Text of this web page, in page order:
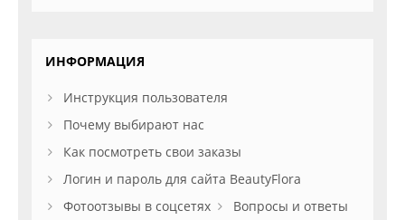
ИНФОРМАЦИЯ
Инструкция пользователя
Почему выбирают нас
Как посмотреть свои заказы
Логин и пароль для сайта BeautyFlora
Фотоотзывы в соцсетях
Вопросы и ответы